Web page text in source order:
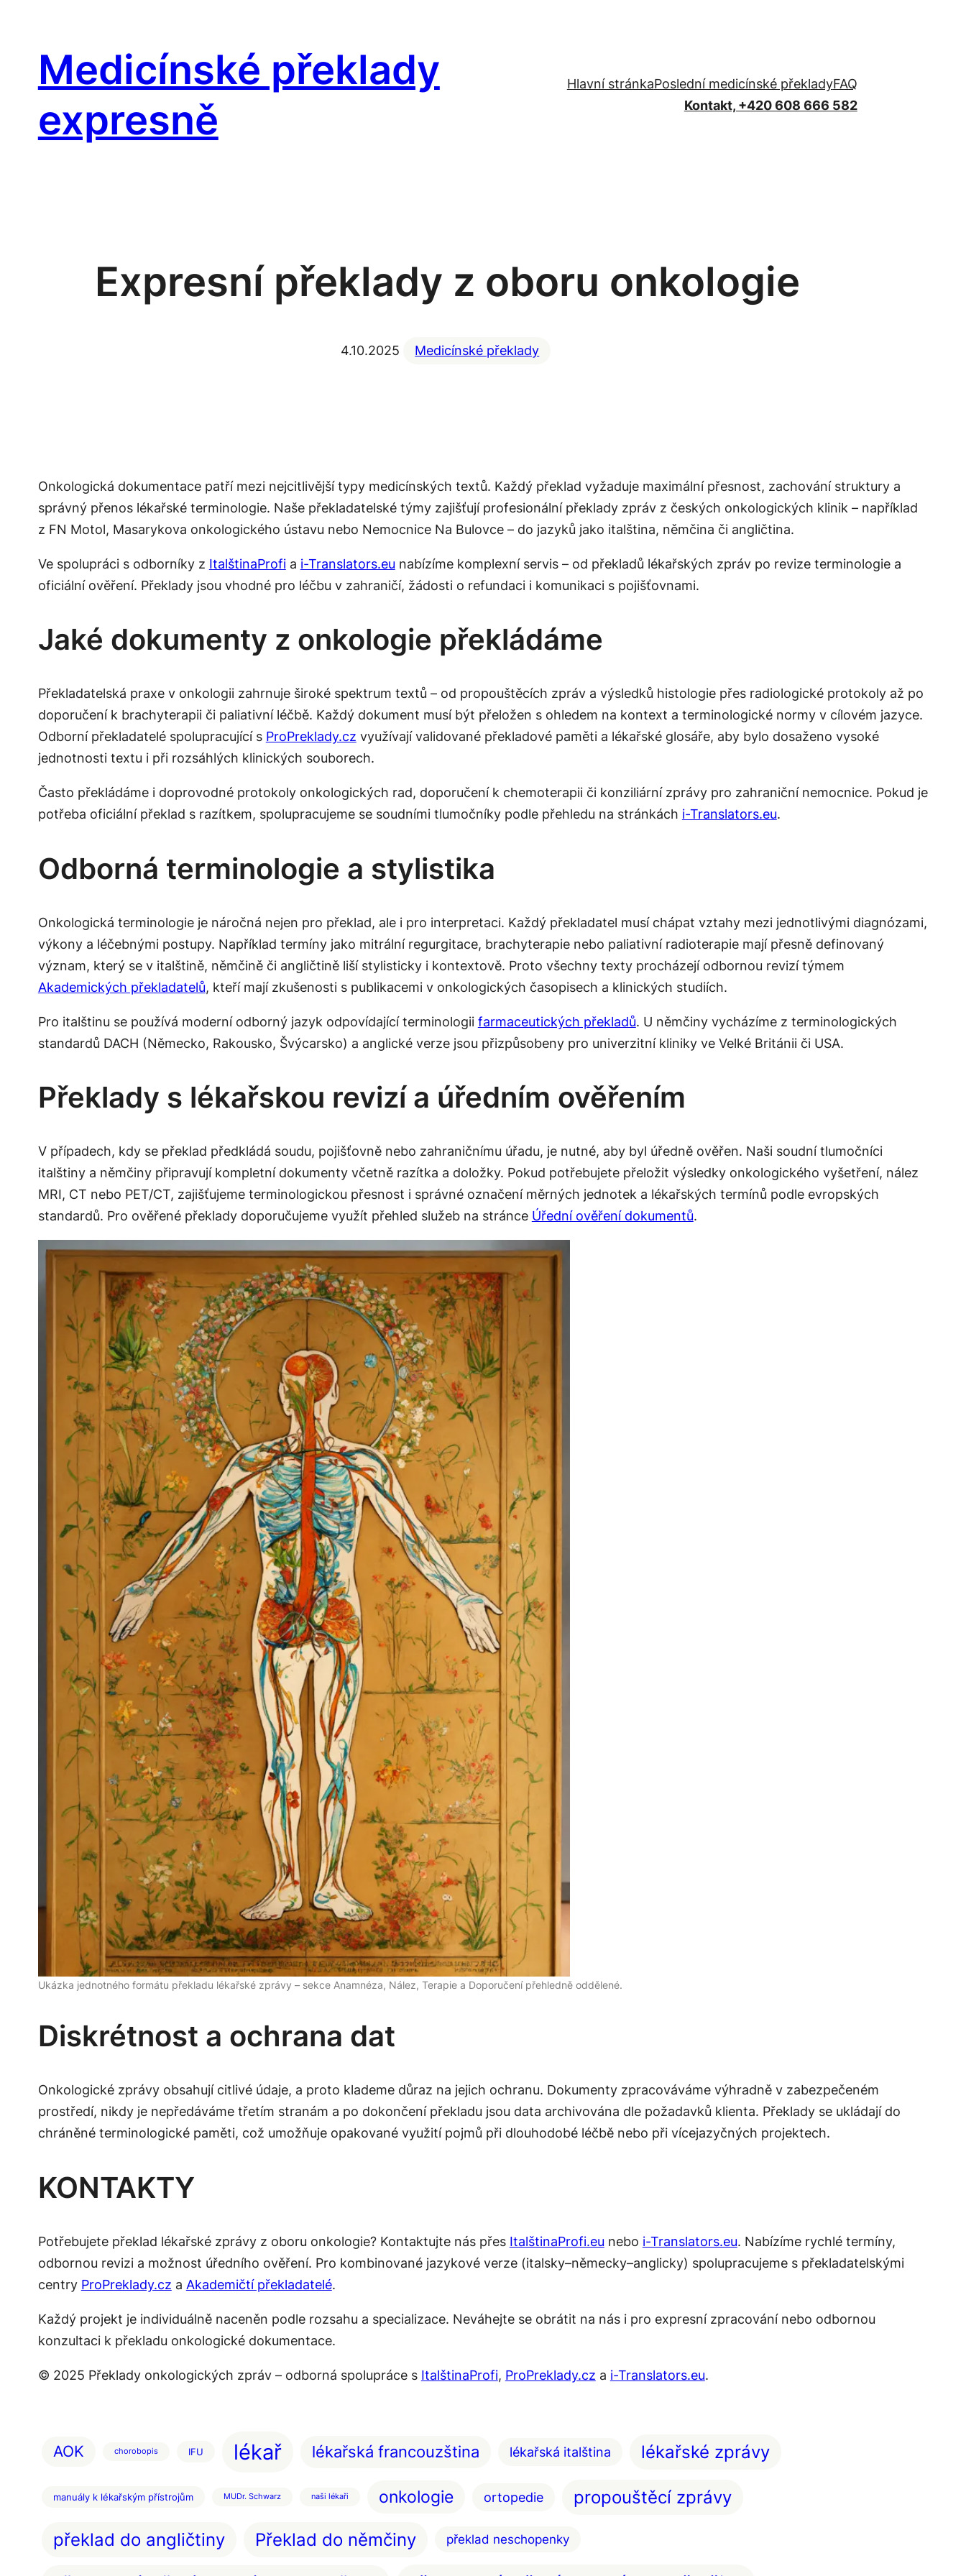
obsahMedicínské překlady
expresně
Hlavní stránkaPoslední medicínské překladyFAQ
Kontakt, +420 608 666 582
Expresní překlady z oboru onkologie
4.10.2025 Medicínské překlady
Onkologická dokumentace patří mezi nejcitlivější typy medicínských textů. Každý překlad vyžaduje maximální přesnost, zachování struktury a
správný přenos lékařské terminologie. Naše překladatelské týmy zajišťují profesionální překlady zpráv z českých onkologických klinik – například
z FN Motol, Masarykova onkologického ústavu nebo Nemocnice Na Bulovce – do jazyků jako italština, němčina či angličtina.
Ve spolupráci s odborníky z ItalštinaProfia i-Translators.eu nabízíme komplexní servis – od překladů lékařských zpráv po revize terminologie a
oficiální ověření. Překlady jsou vhodné pro léčbu v zahraničí, žádosti o refundaci i komunikaci s pojišťovnami.
Jaké dokumenty z onkologie překládáme
Překladatelská praxe v onkologii zahrnuje široké spektrum textů – od propouštěcích zpráv a výsledků histologie přes radiologické protokoly až po
doporučení k brachyterapii či paliativní léčbě. Každý dokument musí být přeložen s ohledem na kontext a terminologické normy v cílovém jazyce.
Odborní překladatelé spolupracující s ProPreklady.cz využívají validované překladové paměti a lékařské glosáře, aby bylo dosaženo vysoké
jednotnosti textu i při rozsáhlých klinických souborech.
Často překládáme i doprovodné protokoly onkologických rad, doporučení k chemoterapii či konziliární zprávy pro zahraniční nemocnice. Pokud je
potřeba oficiální překlad s razítkem, spolupracujeme se soudními tlumočníky podle přehledu na stránkách i-Translators.eu.
Odborná terminologie a stylistika
Onkologická terminologie je náročná nejen pro překlad, ale i pro interpretaci. Každý překladatel musí chápat vztahy mezi jednotlivými diagnózami,
výkony a léčebnými postupy. Například termíny jako mitrální regurgitace, brachyterapienebo paliativní radioterapiemají přesně definovaný
význam, který se v italštině, němčině či angličtině liší stylisticky i kontextově. Proto všechny texty procházejí odbornou revizí týmem
Akademických překladatelů, kteří mají zkušenosti s publikacemi v onkologických časopisech a klinických studiích.
Pro italštinu se používá moderní odborný jazyk odpovídající terminologii farmaceutických překladů. U němčiny vycházíme z terminologických
standardů DACH (Německo, Rakousko, Švýcarsko) a anglické verze jsou přizpůsobeny pro univerzitní kliniky ve Velké Británii či USA.
Překlady s lékařskou revizí a úředním ověřením
V případech, kdy se překlad předkládá soudu, pojišťovně nebo zahraničnímu úřadu, je nutné, aby byl úředně ověřen. Naši soudní tlumočníci
italštinya němčiny připravují kompletní dokumenty včetně razítka a doložky. Pokud potřebujete přeložit výsledky onkologického vyšetření, nález
MRI, CT nebo PET/CT, zajišťujeme terminologickou přesnost i správné označení měrných jednotek a lékařských termínů podle evropských
standardů. Pro ověřené překlady doporučujeme využít přehled služeb na stránce Úřední ověření dokumentů.
Ukázka jednotného formátu překladu lékařské zprávy – sekce Anamnéza, Nález, Terapie a Doporučení přehledně oddělené.
Diskrétnost a ochrana dat
Onkologické zprávy obsahují citlivé údaje, a proto klademe důraz na jejich ochranu. Dokumenty zpracováváme výhradně v zabezpečeném
prostředí, nikdy je nepředáváme třetím stranám a po dokončení překladu jsou data archivována dle požadavků klienta. Překlady se ukládají do
chráněné terminologické paměti, což umožňuje opakované využití pojmů při dlouhodobé léčbě nebo při vícejazyčných projektech.
KONTAKTY
Potřebujete překlad lékařské zprávy z oboru onkologie? Kontaktujte nás přes ItalštinaProfi.eu nebo i-Translators.eu. Nabízíme rychlé termíny,
odbornou revizi a možnost úředního ověření. Pro kombinované jazykové verze (italsky–německy–anglicky) spolupracujeme s překladatelskými
centry ProPreklady.cz a Akademičtí překladatelé.
Každý projekt je individuálně naceněn podle rozsahu a specializace. Neváhejte se obrátit na nás i pro expresní zpracování nebo odbornou
konzultaci k překladu onkologické dokumentace.
© 2025 Překlady onkologických zpráv – odborná spolupráce s ItalštinaProfi, ProPreklady.cz a i-Translators.eu.
AOK chorobopis IFU lékař lékařská francouzština lékařská italština lékařské zprávy
manuály k lékařským přístrojům MUDr. Schwarz naši lékaři onkologie ortopedie propouštěcí zprávy
překlad do angličtiny Překlad do němčiny překlad neschopenky